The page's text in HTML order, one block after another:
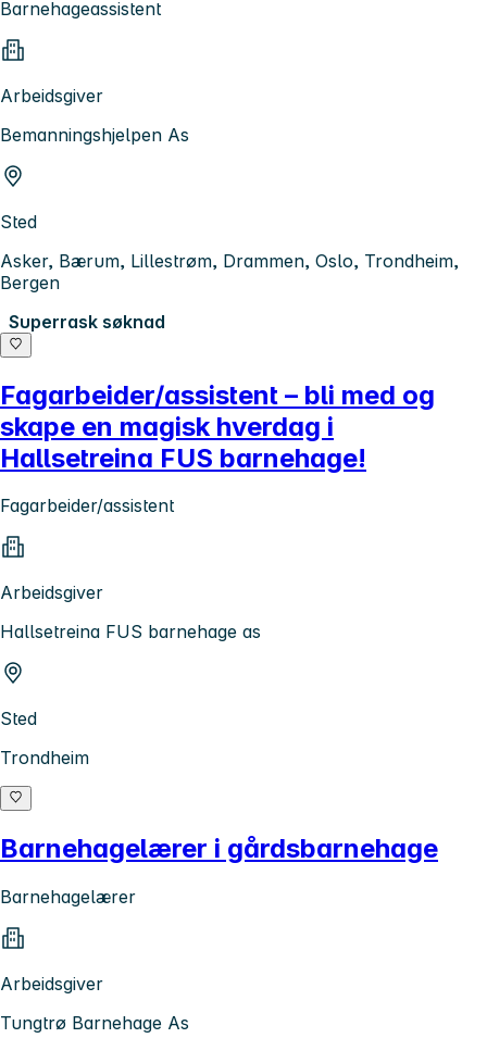
Barnehageassistent
Arbeidsgiver
Bemanningshjelpen As
Sted
Asker, Bærum, Lillestrøm, Drammen, Oslo, Trondheim,
Bergen
Superrask søknad
Fagarbeider/assistent – bli med og
skape en magisk hverdag i
Hallsetreina FUS barnehage!
Fagarbeider/assistent
Arbeidsgiver
Hallsetreina FUS barnehage as
Sted
Trondheim
Barnehagelærer i gårdsbarnehage
Barnehagelærer
Arbeidsgiver
Tungtrø Barnehage As